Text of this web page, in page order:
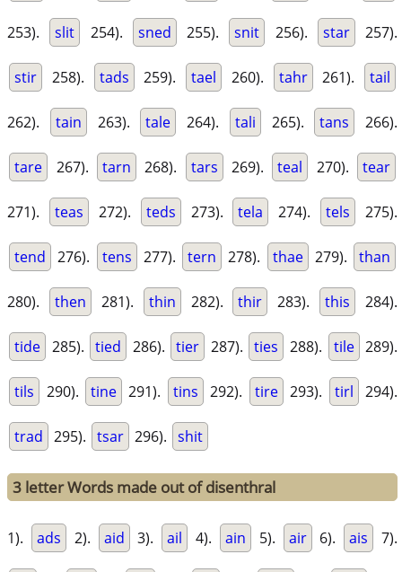
253). slit 254). sned 255). snit 256). star 257).
stir 258). tads 259). tael 260). tahr 261). tail
262). tain 263). tale 264). tali 265). tans 266).
tare 267). tarn 268). tars 269). teal 270). tear
271). teas 272). teds 273). tela 274). tels 275).
tend 276). tens 277). tern 278). thae 279). than
280). then 281). thin 282). thir 283). this 284).
tide 285). tied 286). tier 287). ties 288). tile 289).
tils 290). tine 291). tins 292). tire 293). tirl 294).
trad 295). tsar 296). shit
3 letter Words made out of disenthral
1). ads 2). aid 3). ail 4). ain 5). air 6). ais 7).